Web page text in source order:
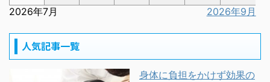
2026年7月 2026年9月
人気記事一覧
身体に負担をかけず効果の